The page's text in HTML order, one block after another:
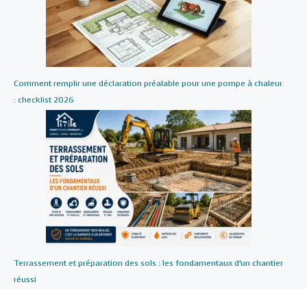
Comment remplir une déclaration préalable pour une pompe à chaleur
: checklist 2026
Terrassement et préparation des sols : les fondamentaux d’un chantier
réussi